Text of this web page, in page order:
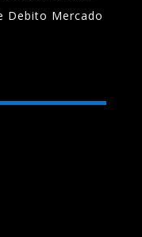
Debito Mercado